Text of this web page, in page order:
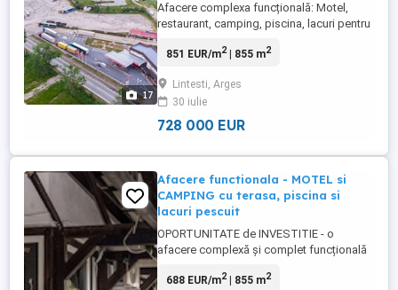
17
Afacere complexa funcțională: Motel,
restaurant, camping, piscina, lacuri pentru
AFACEREA 1. Motel, restaurant, camping,
de 48 000 mp: Camping, piscina, lacuri de
pescuit, terase - *Camping după sistem
irlandez*: Oferiți ...
851 EUR/m2| 855 m2
Lintesti, Arges
30 iulie
728 000 EUR
Afacere functionala - MOTEL si
CAMPING cu terasa, piscina si
lacuri pescuit
OPORTUNITATE de INVESTITIE - o
afacere complexă și complet funcțională
intens, la doar 20 de minute de orasul
688 EUR/m2| 855 m2